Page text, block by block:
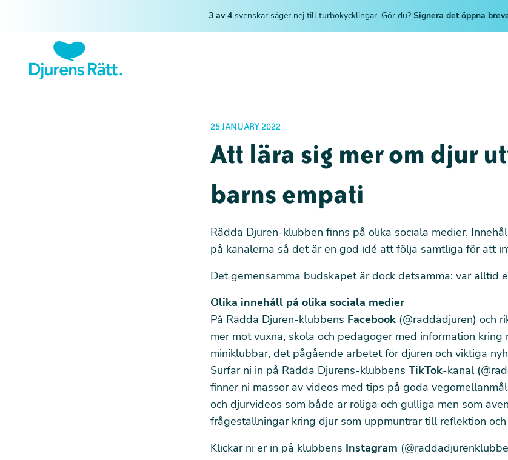
3 av 4 svenskar säger nej till turbokycklingar. Gör du? Signera det öppna
25 JANUARY 2022
Att lära sig mer om djur
barns empati
Rädda Djuren-klubben finns på olika sociala medier.
på kanalerna så det är en god idé att följa samtliga för att
Det gemensamma budskapet är dock detsamma: var alltid
Olika innehåll på olika sociala medier
På Rädda Djuren-klubbens Facebook (@raddadjuren) och
mer mot vuxna, skola och pedagoger med information kring
miniklubbar, det pågående arbetet för djuren och viktiga
Surfar ni in på Rädda Djurens-klubbens TikTok-kanal
finner ni massor av videos med tips på goda
och djurvideos som både är roliga och gulliga men som
frågeställningar kring djur som uppmuntrar till reflektion
Klickar ni er in på klubbens Instagram